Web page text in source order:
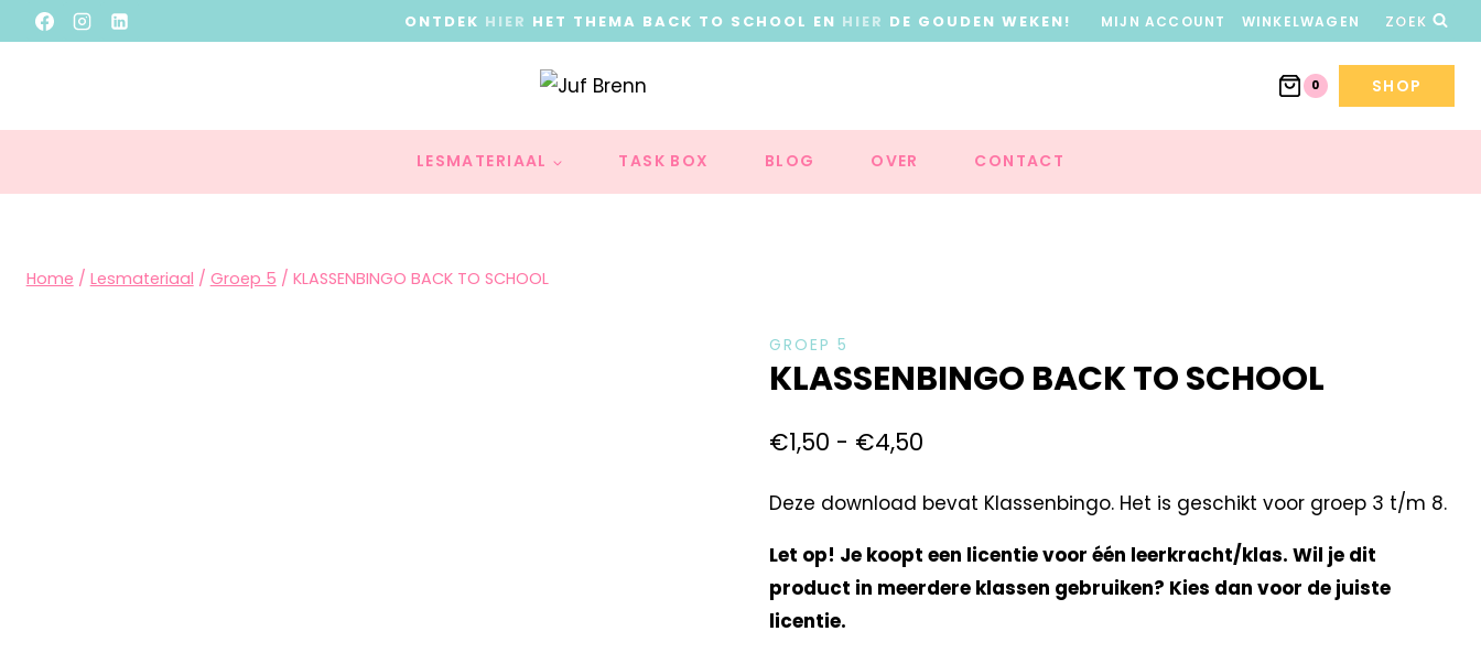
ONTDEK HIER HET THEMA BACK TO SCHOOL EN HIER DE GOUDEN WEKEN! MIJN ACCOUNT WINKELWAGEN ZOEK
0 SHOP
LESMATERIAAL TASK BOX BLOG OVER CONTACT
Home / Lesmateriaal / Groep 5 / KLASSENBINGO BACK TO SCHOOL
GROEP 5
KLASSENBINGO BACK TO SCHOOL
€1,50 - €4,50
Deze download bevat Klassenbingo. Het is geschikt voor groep 3 t/m 8.
Let op! Je koopt een licentie voor één leerkracht/klas. Wil je dit
product in meerdere klassen gebruiken? Kies dan voor de juiste
licentie.